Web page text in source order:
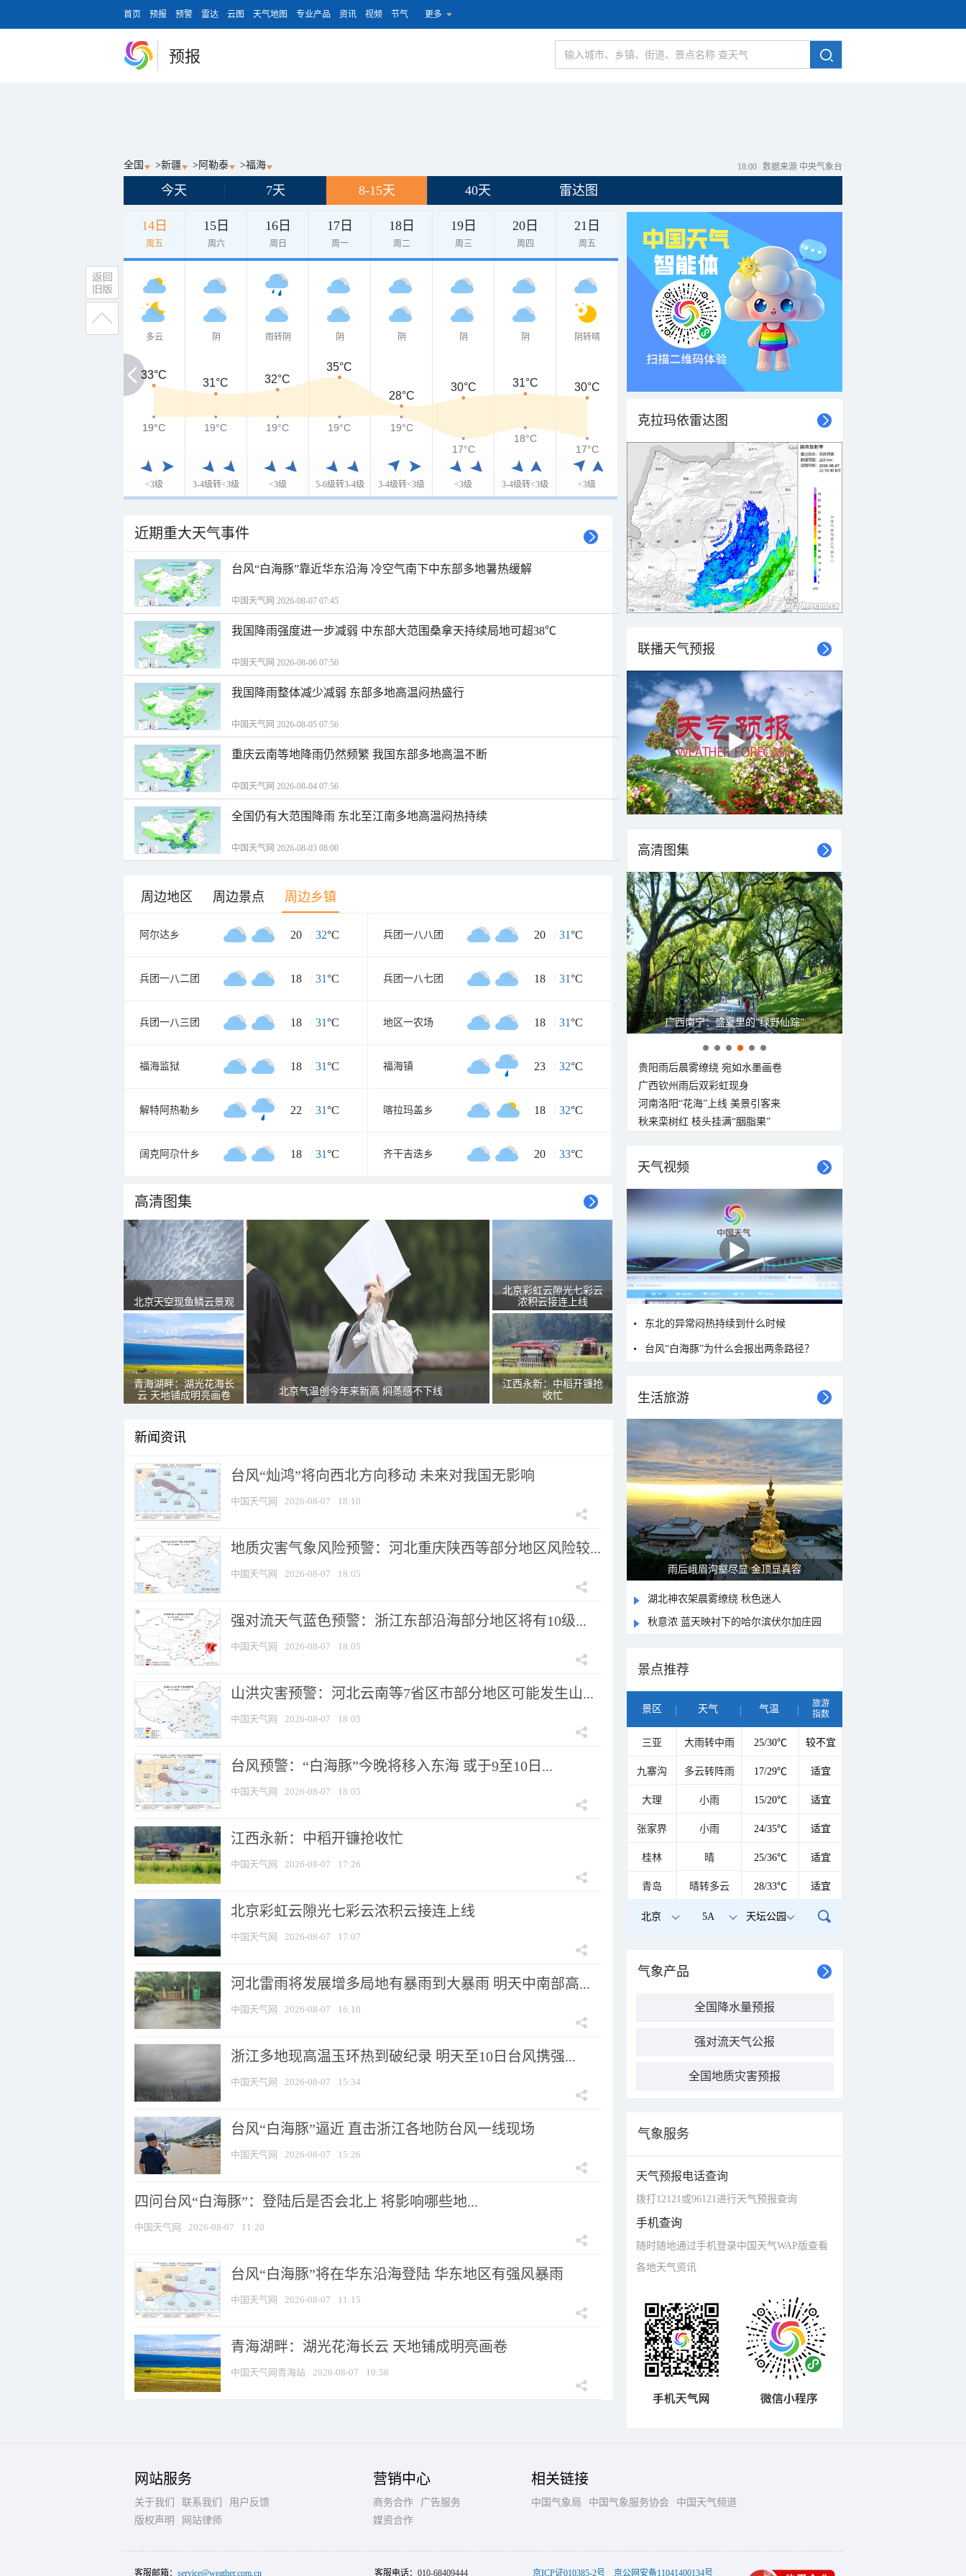
首页 预报 预警 雷达 云图 天气地图 专业产品 资讯 视频 节气 更多
预报
全国 >新疆 > 阿勒泰 >福海 18:00 数据来源 中央气象台
今天 7天 8-15天 40天 雷达图
14日
周五
15日
周六
16日
周日
17日
周一
18日
周二
19日
周三
20日
周四
21日
周五
多云
<3级
阴
3-4级转<3级
雨转阴
<3级
阴
5-6级转3-4级
阴
3-4级转<3级
阴
<3级
阴
3-4级转<3级
阴转晴
<3级
33°C
33°C
31°C 32°C
35°C
28°C
30°C 31°C 30°C
19°C
19°C 19°C 19°C 19°C
19°C
17°C
18°C
17°C
近期重大天气事件
台风“白海豚”靠近华东沿海 冷空气南下中东部多地暑热缓解
中国天气网 2026-08-07 07:45
我国降雨强度进一步减弱 中东部大范围桑拿天持续局地可超38℃
中国天气网 2026-08-06 07:50
我国降雨整体减少减弱 东部多地高温闷热盛行
中国天气网 2026-08-05 07:56
重庆云南等地降雨仍然频繁 我国东部多地高温不断
中国天气网 2026-08-04 07:56
全国仍有大范围降雨 东北至江南多地高温闷热持续
中国天气网 2026-08-03 08:00
周边地区 周边景点 周边乡镇
阿尔达乡 20 / 32°C 兵团一八八团 20 / 31°C
兵团一八二团 18 / 31°C 兵团一八七团 18 / 31°C
兵团一八三团 18 / 31°C 地区一农场 18 / 31°C
福海监狱 18 / 31°C 福海镇 23 / 32°C
解特阿热勒乡 22 / 31°C 喀拉玛盖乡 18 / 32°C
阔克阿尕什乡 18 / 31°C 齐干吉迭乡 20 / 33°C
高清图集
北京天空现鱼鳞云景观
青海湖畔：湖光花海长
云 天地铺成明亮画卷
北京气温创今年来新高 焖蒸感不下线
北京彩虹云隙光七彩云
浓积云接连上线
江西永新：中稻开镰抢
收忙
新闻资讯
台风“灿鸿”将向西北方向移动 未来对我国无影响
中国天气网 2026-08-07 18:10
地质灾害气象风险预警：河北重庆陕西等部分地区风险较...
中国天气网 2026-08-07 18:05
强对流天气蓝色预警：浙江东部沿海部分地区将有10级...
中国天气网 2026-08-07 18:05
山洪灾害预警：河北云南等7省区市部分地区可能发生山...
中国天气网 2026-08-07 18:05
台风预警：“白海豚”今晚将移入东海 或于9至10日...
中国天气网 2026-08-07 18:05
江西永新：中稻开镰抢收忙
中国天气网 2026-08-07 17:26
北京彩虹云隙光七彩云浓积云接连上线
中国天气网 2026-08-07 17:07
河北雷雨将发展增多局地有暴雨到大暴雨 明天中南部高...
中国天气网 2026-08-07 16:10
浙江多地现高温玉环热到破纪录 明天至10日台风携强...
中国天气网 2026-08-07 15:34
台风“白海豚”逼近 直击浙江各地防台风一线现场
中国天气网 2026-08-07 15:26
四问台风“白海豚”：登陆后是否会北上 将影响哪些地...
中国天气网 2026-08-07 11:20
台风“白海豚”将在华东沿海登陆 华东地区有强风暴雨
中国天气网 2026-08-07 11:15
青海湖畔：湖光花海长云 天地铺成明亮画卷
中国天气网青海站 2026-08-07 10:58
克拉玛依雷达图
联播天气预报
高清图集
呼伦贝尔草原 藏着最治愈的蓝天白云
贵阳雨后晨雾缭绕 宛如水墨画卷
广西钦州雨后双彩虹现身
河南洛阳“花海”上线 美景引客来
秋来栾树红 枝头挂满“胭脂果”
天气视频
东北的异常闷热持续到什么时候
台风“白海豚”为什么会报出两条路径？
生活旅游
山水扇面：秋红点缀颐和园西堤
湖北神农架晨雾缭绕 秋色迷人
秋意浓 蓝天映衬下的哈尔滨伏尔加庄园
景点推荐
景区 天气 气温
旅游
指数
三亚 大雨转中雨 25/30℃ 较不宜
九寨沟 多云转阵雨 17/29℃ 适宜
大理 小雨 15/20℃ 适宜
张家界 小雨 24/35℃ 适宜
桂林 晴 25/36℃ 适宜
青岛 晴转多云 28/33℃ 适宜
北京 5A 天坛公园
气象产品
全国降水量预报
强对流天气公报
全国地质灾害预报
气象服务
天气预报电话查询
拨打12121或96121进行天气预报查询
手机查询
随时随地通过手机登录中国天气WAP版查看
各地天气资讯
网站服务
关于我们 联系我们
用户反馈
版权声明
网站律师
营销中心
商务合作
广告服务
媒资合作
相关链接
中国气象局 中国气象服务协会 中国天气频道
客服邮箱： service@weather.com.cn 客服电话： 010-68409444 京ICP证010385-2号 京公网安备11041400134号